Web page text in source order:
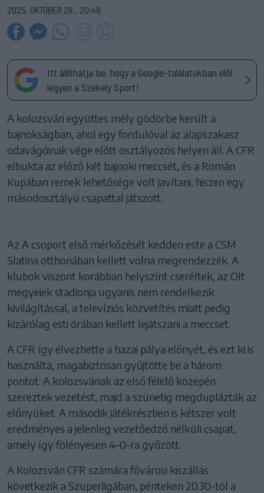
2025. OKTÓBER 28., 20:48
Itt állíthatja be, hogy a Google-találatokban elöl
legyen a Székely Sport!
A kolozsvári együttes mély gödörbe került a
bajnokságban, ahol egy fordulóval az alapszakasz
odavágóinak vége előtt osztályozós helyen áll. A CFR
elbukta az előző két bajnoki meccsét, és a Román
Kupában remek lehetősége volt javítani, hiszen egy
másodosztályú csapattal játszott.
Az A csoport első mérkőzését kedden este a CSM
Slatina otthonában kellett volna megrendezzék. A
klubok viszont korábban helyszínt cseréltek, az Olt
megyeiek stadionja ugyanis nem rendelkezik
kivilágítással, a televíziós közvetítés miatt pedig
kizárólag esti órában kellett lejátszani a meccset.
A CFR így élvezhette a hazai pálya előnyét, és ezt ki is
használta, magabiztosan gyűjtötte be a három
pontot. A kolozsváriak az első félidő közepén
szereztek vezetést, majd a szünetig megduplázták az
előnyüket. A második játékrészben is kétszer volt
eredményes a jelenleg vezetőedző nélküli csapat,
amely így fölényesen 4–0-ra győzött.
A Kolozsvári CFR számára fővárosi kiszállás
következik a Szuperligában, pénteken 20.30-tól a